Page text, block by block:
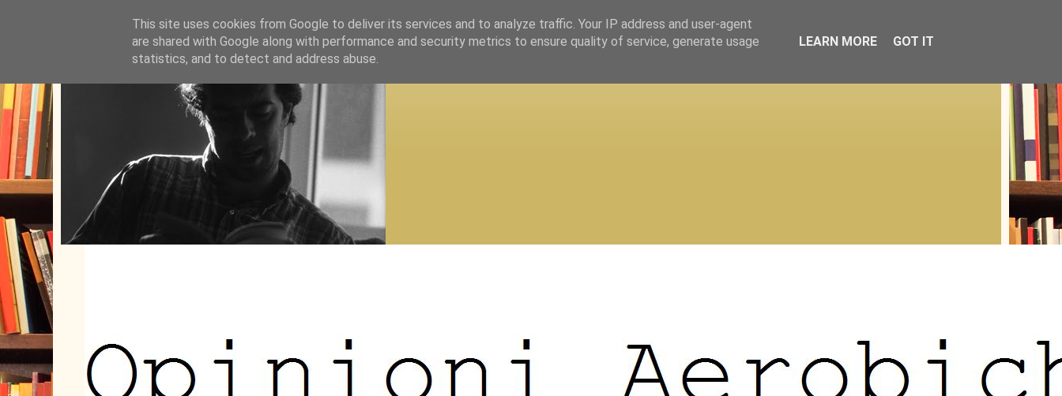
This site uses cookies from Google to deliver its services and to analyze traffic. Your IP address and user-agent
are shared with Google along with performance and security metrics to ensure quality of service, generate usage
statistics, and to detect and address abuse.
LEARN MORE GOT IT